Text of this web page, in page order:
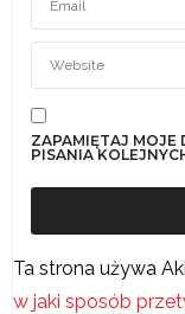
ZAPAMIĘTAJ MOJE
PISANIA
Ta strona używa
w jaki sposób